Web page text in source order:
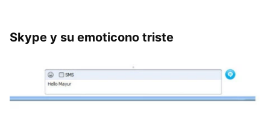
Skype y su emoticono triste